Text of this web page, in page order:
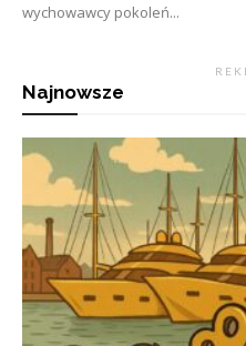
wychowawcy pokoleń...
R E K
Najnowsze